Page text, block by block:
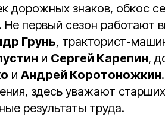
дорожных знаков, обкос
Не первый сезон работают
Грунь, тракторист-
и Сергей Карепин,
и Андрей Коротоножкин
здесь уважают
результаты труда.